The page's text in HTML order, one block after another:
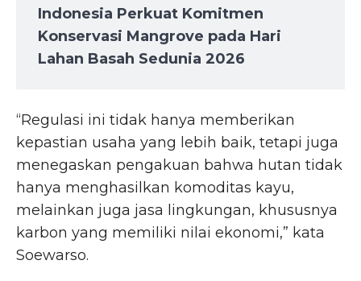
Indonesia Perkuat Komitmen
Konservasi Mangrove pada Hari
Lahan Basah Sedunia 2026
“Regulasi ini tidak hanya memberikan
kepastian usaha yang lebih baik, tetapi juga
menegaskan pengakuan bahwa hutan tidak
hanya menghasilkan komoditas kayu,
melainkan juga jasa lingkungan, khususnya
karbon yang memiliki nilai ekonomi,” kata
Soewarso.